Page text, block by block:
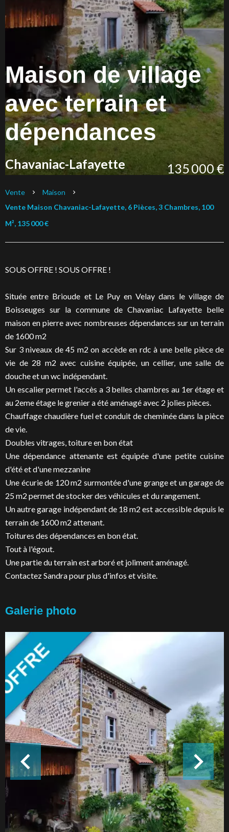
Maison de village
avec terrain et
dépendances
Chavaniac-Lafayette 135 000 €
Vente
Maison
Vente Maison Chavaniac-Lafayette, 6 Pièces, 3 Chambres, 100
M², 135 000 €
SOUS OFFRE ! SOUS OFFRE !
Située entre Brioude et Le Puy en Velay dans le village de
Boisseuges sur la commune de Chavaniac Lafayette belle
maison en pierre avec nombreuses dépendances sur un terrain
de 1600 m2
Sur 3 niveaux de 45 m2 on accède en rdc à une belle pièce de
vie de 28 m2 avec cuisine équipée, un cellier, une salle de
douche et un wc indépendant.
Un escalier permet l'accès a 3 belles chambres au 1er étage et
au 2eme étage le grenier a été aménagé avec 2 jolies pièces.
Chauffage chaudière fuel et conduit de cheminée dans la pièce
de vie.
Doubles vitrages, toiture en bon état
Une dépendance attenante est équipée d'une petite cuisine
d'été et d'une mezzanine
Une écurie de 120 m2 surmontée d'une grange et un garage de
25 m2 permet de stocker des véhicules et du rangement.
Un autre garage indépendant de 18 m2 est accessible depuis le
terrain de 1600 m2 attenant.
Toitures des dépendances en bon état.
Tout à l'égout.
Une partie du terrain est arboré et joliment aménagé.
Contactez Sandra pour plus d'infos et visite.
Galerie photo